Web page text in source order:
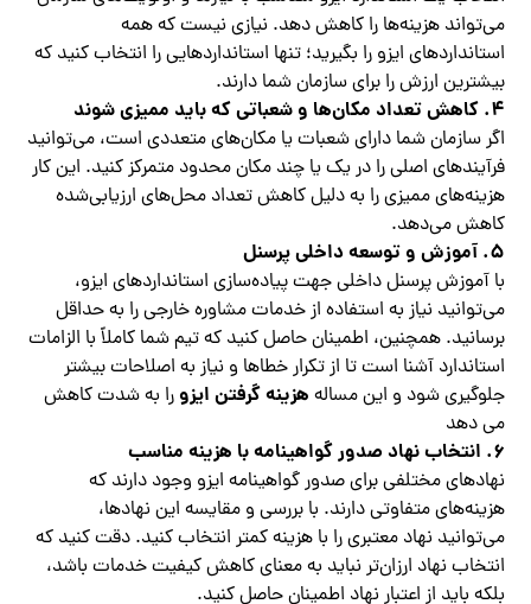
می‌تواند هزینه‌ها را کاهش دهد. نیازی نیست که همه
استانداردهای ایزو را بگیرید؛ تنها استانداردهایی را انتخاب کنید که
بیشترین ارزش را برای سازمان شما دارند.
4. کاهش تعداد مکان‌ها و شعباتی که باید ممیزی شوند
اگر سازمان شما دارای شعبات یا مکان‌های متعددی است، می‌توانید
فرآیندهای اصلی را در یک یا چند مکان محدود متمرکز کنید. این کار
هزینه‌های ممیزی را به دلیل کاهش تعداد محل‌های ارزیابی‌شده
کاهش می‌دهد.
5. آموزش و توسعه داخلی پرسنل
با آموزش پرسنل داخلی جهت پیاده‌سازی استانداردهای ایزو،
می‌توانید نیاز به استفاده از خدمات مشاوره خارجی را به حداقل
برسانید. همچنین، اطمینان حاصل کنید که تیم شما کاملاً با الزامات
استاندارد آشنا است تا از تکرار خطاها و نیاز به اصلاحات بیشتر
جلوگیری شود و این مساله هزینه گرفتن ایزو را به شدت کاهش
می دهد
6. انتخاب نهاد صدور گواهینامه با هزینه مناسب
نهادهای مختلفی برای صدور گواهینامه ایزو وجود دارند که
هزینه‌های متفاوتی دارند. با بررسی و مقایسه این نهادها،
می‌توانید نهاد معتبری را با هزینه کمتر انتخاب کنید. دقت کنید که
انتخاب نهاد ارزان‌تر نباید به معنای کاهش کیفیت خدمات باشد،
بلکه باید از اعتبار نهاد اطمینان حاصل کنید.